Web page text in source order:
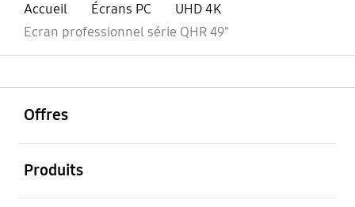
Accueil Écrans PC
UHD 4K
Ecran professionnel série QHR 49"
Offres
Produits